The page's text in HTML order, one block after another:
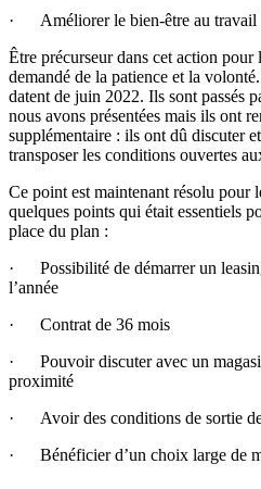
· Améliorer le bien-être au travail
Être précurseur dans cet action
demandé de la patience et la
datent de juin 2022. Ils sont passés
nous avons présentées mais ils ont
supplémentaire : ils ont dû discuter
transposer les conditions ouvertes
Ce point est maintenant résolu pour
quelques points qui était essentiels
place du plan :
· Possibilité de démarrer un
l’année
· Contrat de 36 mois
· Pouvoir discuter avec un
proximité
· Avoir des conditions de sortie
· Bénéficier d’un choix large de